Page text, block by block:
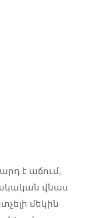
է աճում,
վնաս
մեկին